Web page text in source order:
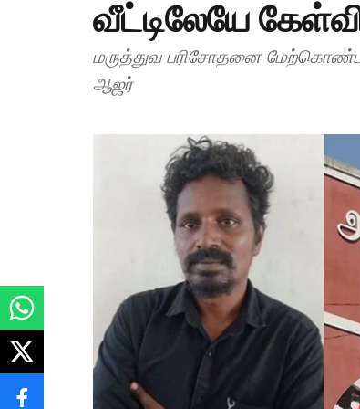
வீட்டிலேயே
மருத்துவ பரிசோதனை மேற்கொண்ட
ஆஜர்